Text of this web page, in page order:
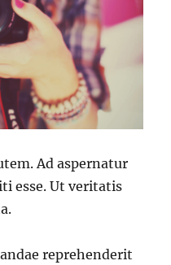
Ad aspernatur
esse. Ut veritatis
reprehenderit